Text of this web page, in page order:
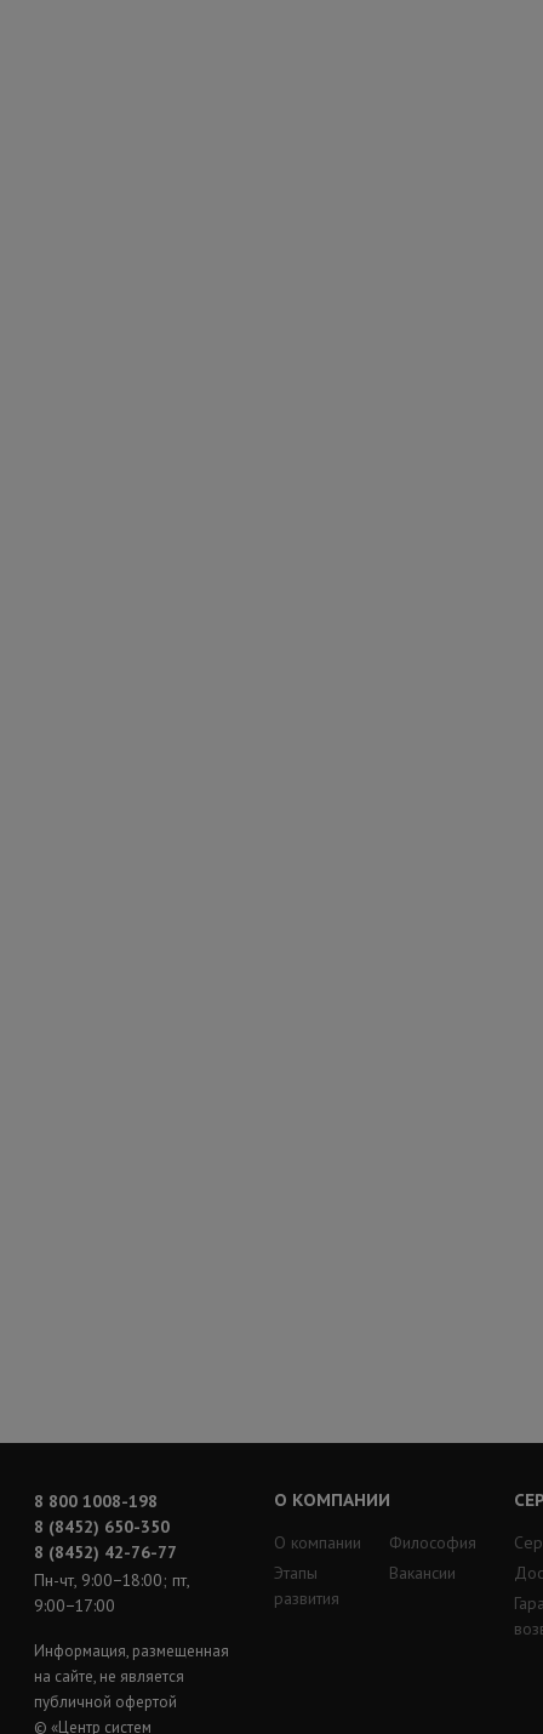
8 800 1008-198
8 (8452) 650-350
8 (8452) 42-76-77
Пн-чт, 9:00−18:00; пт,
9:00−17:00
Информация, размещенная
на сайте, не является
публичной офертой
© «Центр систем
О КОМПАНИИ
О компании
Этапы
развития
Философия
Вакансии